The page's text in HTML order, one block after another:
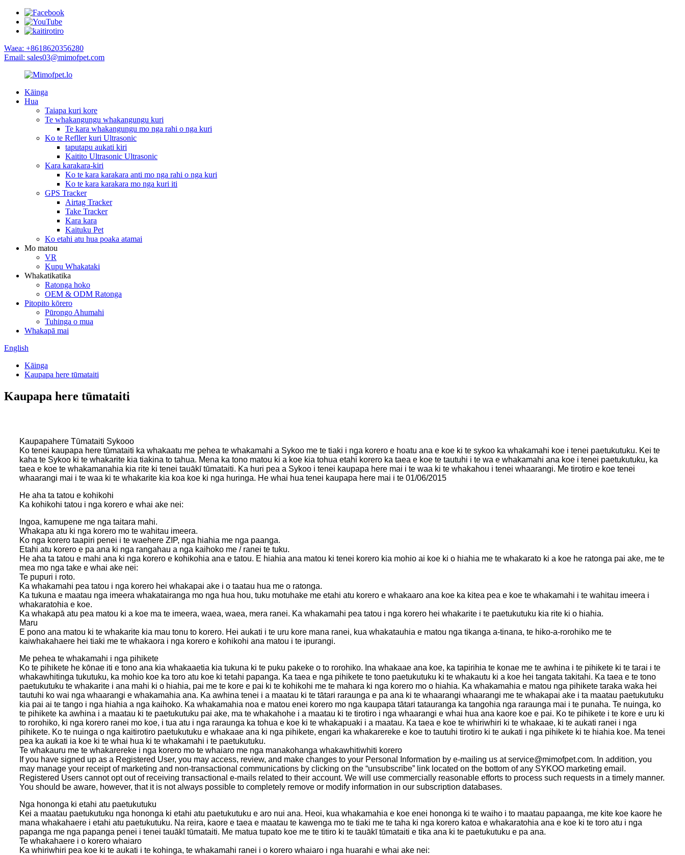
Waea: +8618620356280
Email: sales03@mimofpet.com
Kāinga
Hua
Taiapa kuri kore
Te whakangungu whakangungu kuri
Te kara whakangungu mo nga rahi o nga kuri
Ko te Refller kuri Ultrasonic
taputapu aukati kiri
Kaitito Ultrasonic Ultrasonic
Kara karakara-kiri
Ko te kara karakara anti mo nga rahi o nga kuri
Ko te kara karakara mo nga kuri iti
GPS Tracker
Airtag Tracker
Take Tracker
Kara kara
Kaituku Pet
Ko etahi atu hua poaka atamai
Mo matou
VR
Kupu Whakataki
Whakatikatika
Ratonga hoko
OEM & ODM Ratonga
Pitopito kōrero
Pūrongo Ahumahi
Tuhinga o mua
Whakapā mai
English
Kāinga
Kaupapa here tūmataiti
Kaupapa here tūmataiti
Kaupapahere Tūmataiti Sykooo
Ko tenei kaupapa here tūmataiti ka whakaatu me pehea te whakamahi a Sykoo me te tiaki i nga korero e hoatu ana e koe ki te sykoo ka whakamahi koe i tenei paetukutuku. Kei te
kaha te Sykoo ki te whakarite kia tiakina to tahua. Mena ka tono matou ki a koe kia tohua etahi korero ka taea e koe te tautuhi i te wa e whakamahi ana koe i tenei paetukutuku, ka
taea e koe te whakamanahia kia rite ki tenei tauākī tūmataiti. Ka huri pea a Sykoo i tenei kaupapa here mai i te waa ki te whakahou i tenei whaarangi. Me tirotiro e koe tenei
whaarangi mai i te waa ki te whakarite kia koa koe ki nga huringa. He whai hua tenei kaupapa here mai i te 01/06/2015
He aha ta tatou e kohikohi
Ka kohikohi tatou i nga korero e whai ake nei:
Ingoa, kamupene me nga taitara mahi.
Whakapa atu ki nga korero mo te wahitau imeera.
Ko nga korero taapiri penei i te waehere ZIP, nga hiahia me nga paanga.
Etahi atu korero e pa ana ki nga rangahau a nga kaihoko me / ranei te tuku.
He aha ta tatou e mahi ana ki nga korero e kohikohia ana e tatou. E hiahia ana matou ki tenei korero kia mohio ai koe ki o hiahia me te whakarato ki a koe he ratonga pai ake, me te
mea mo nga take e whai ake nei:
Te pupuri i roto.
Ka whakamahi pea tatou i nga korero hei whakapai ake i o taatau hua me o ratonga.
Ka tukuna e maatau nga imeera whakatairanga mo nga hua hou, tuku motuhake me etahi atu korero e whakaaro ana koe ka kitea pea e koe te whakamahi i te wahitau imeera i
whakaratohia e koe.
Ka whakapā atu pea matou ki a koe ma te imeera, waea, waea, mera ranei. Ka whakamahi pea tatou i nga korero hei whakarite i te paetukutuku kia rite ki o hiahia.
Maru
E pono ana matou ki te whakarite kia mau tonu to korero. Hei aukati i te uru kore mana ranei, kua whakatauhia e matou nga tikanga a-tinana, te hiko-a-rorohiko me te
kaiwhakahaere hei tiaki me te whakaora i nga korero e kohikohi ana matou i te ipurangi.
Me pehea te whakamahi i nga pihikete
Ko te pihikete he kōnae iti e tono ana kia whakaaetia kia tukuna ki te puku pakeke o to rorohiko. Ina whakaae ana koe, ka tapirihia te konae me te awhina i te pihikete ki te tarai i te
whakawhitinga tukutuku, ka mohio koe ka toro atu koe ki tetahi papanga. Ka taea e nga pihikete te tono paetukutuku ki te whakautu ki a koe hei tangata takitahi. Ka taea e te tono
paetukutuku te whakarite i ana mahi ki o hiahia, pai me te kore e pai ki te kohikohi me te mahara ki nga korero mo o hiahia. Ka whakamahia e matou nga pihikete taraka waka hei
tautuhi ko wai nga whaarangi e whakamahia ana. Ka awhina tenei i a maatau ki te tātari raraunga e pa ana ki te whaarangi whaarangi me te whakapai ake i ta maatau paetukutuku
kia pai ai te tango i nga hiahia a nga kaihoko. Ka whakamahia noa e matou enei korero mo nga kaupapa tātari tatauranga ka tangohia nga raraunga mai i te punaha. Te nuinga, ko
te pihikete ka awhina i a maatau ki te paetukutuku pai ake, ma te whakahohe i a maatau ki te tirotiro i nga whaarangi e whai hua ana kaore koe e pai. Ko te pihikete i te kore e uru ki
to rorohiko, ki nga korero ranei mo koe, i tua atu i nga raraunga ka tohua e koe ki te whakapuaki i a maatau. Ka taea e koe te whiriwhiri ki te whakaae, ki te aukati ranei i nga
pihikete. Ko te nuinga o nga kaitirotiro paetukutuku e whakaae ana ki nga pihikete, engari ka whakarereke e koe to tautuhi tirotiro ki te aukati i nga pihikete ki te hiahia koe. Ma tenei
pea ka aukati ia koe ki te whai hua ki te whakamahi i te paetukutuku.
Te whakauru me te whakarereke i nga korero mo te whaiaro me nga manakohanga whakawhitiwhiti korero
If you have signed up as a Registered User, you may access, review, and make changes to your Personal Information by e-mailing us at service@mimofpet.com. In addition, you
may manage your receipt of marketing and non-transactional communications by clicking on the “unsubscribe” link located on the bottom of any SYKOO marketing email.
Registered Users cannot opt out of receiving transactional e-mails related to their account. We will use commercially reasonable efforts to process such requests in a timely manner.
You should be aware, however, that it is not always possible to completely remove or modify information in our subscription databases.
Nga hononga ki etahi atu paetukutuku
Kei a maatau paetukutuku nga hononga ki etahi atu paetukutuku e aro nui ana. Heoi, kua whakamahia e koe enei hononga ki te waiho i to maatau papaanga, me kite koe kaore he
mana whakahaere i etahi atu paetukutuku. Na reira, kaore e taea e maatau te kawenga mo te tiaki me te taha ki nga korero katoa e whakaratohia ana e koe ki te toro atu i nga
papanga me nga papanga penei i tenei tauākī tūmataiti. Me matua tupato koe me te titiro ki te tauākī tūmataiti e tika ana ki te paetukutuku e pa ana.
Te whakahaere i o korero whaiaro
Ka whiriwhiri pea koe ki te aukati i te kohinga, te whakamahi ranei i o korero whaiaro i nga huarahi e whai ake nei: